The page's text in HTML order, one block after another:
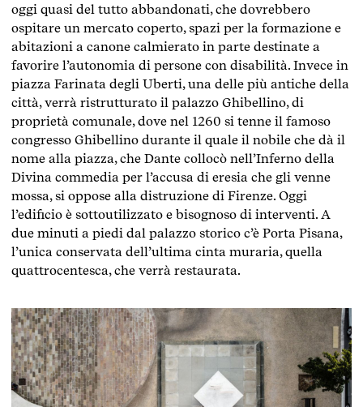
oggi quasi del tutto abbandonati, che dovrebbero
ospitare un mercato coperto, spazi per la formazione e
abitazioni a canone calmierato in parte destinate a
favorire l’autonomia di persone con disabilità. Invece in
piazza Farinata degli Uberti, una delle più antiche della
città, verrà ristrutturato il palazzo Ghibellino, di
proprietà comunale, dove nel 1260 si tenne il famoso
congresso Ghibellino durante il quale il nobile che dà il
nome alla piazza, che Dante collocò nell’Inferno della
Divina commedia per l’accusa di eresia che gli venne
mossa, si oppose alla distruzione di Firenze. Oggi
l’edificio è sottoutilizzato e bisognoso di interventi. A
due minuti a piedi dal palazzo storico c’è Porta Pisana,
l’unica conservata dell’ultima cinta muraria, quella
quattrocentesca, che verrà restaurata.